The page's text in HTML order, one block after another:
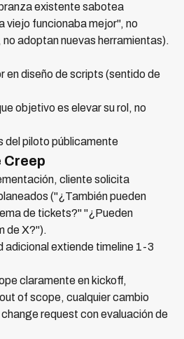
existente sabotea
viejo funcionaba mejor", no
adoptan nuevas herramientas).
en diseño de scripts (sentido de
objetivo es elevar su rol, no
del piloto públicamente
Creep
cliente solicita
("¿También pueden
de tickets?" "¿Pueden
de X?").
adicional extiende timeline 1-3
claramente en kickoff,
of scope, cualquier cambio
request con evaluación de